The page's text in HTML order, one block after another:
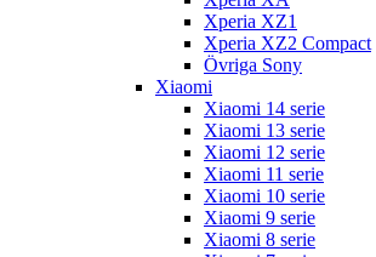
Xperia XZ1
Xperia XZ2 Compact
Övriga Sony
Xiaomi
Xiaomi 14 serie
Xiaomi 13 serie
Xiaomi 12 serie
Xiaomi 11 serie
Xiaomi 10 serie
Xiaomi 9 serie
Xiaomi 8 serie